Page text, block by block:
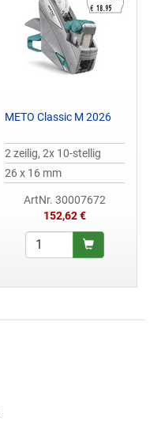
METO Classic M 2026
2 zeilig, 2x 10-stellig
26 x 16 mm
ArtNr. 30007672
152,62 €